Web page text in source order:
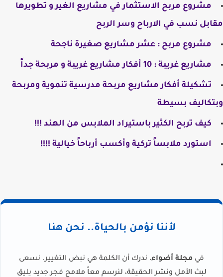
مشروع مربح الاستثمار في مشاريع الغير و تطويرها
مقابل نسب في الارباح وسر الربح
مشروع مربح : عشر مشاريع صغيرة ناجحة
مشاريع غريبة : 10 أفكار مشاريع غريبة و مربحة جداً
تشكيلة أفكار مشاريع مربحة مدرسية تنموية ومربحة
وبتكاليف بسيطة
كيف تربح الكثير باستيراد الملابس من الهند !!!
استورد ملابساً تركية وأكسب أرباحاً خيالية !!!!
لأننا نؤمن بالحياة.. نحن هنا
في مجلة أضواء، ندرك أن الكلمة هي نبض التغيير. نسعى
لبث الأمل ونشر الحقيقة، لنرسم معاً ملامح فجر جديد يليق